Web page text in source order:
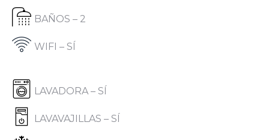
BAÑOS – 2
WIFI – SÍ
LAVADORA – SÍ
LAVAVAJILLAS – SÍ